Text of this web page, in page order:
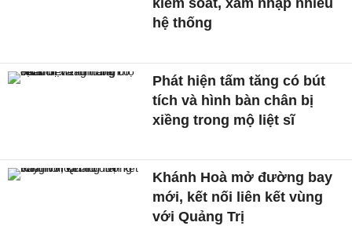
hệ thống
Phát hiện tấm tăng có bút
tích và hình bàn chân bị
xiềng trong mộ liệt sĩ
Khánh Hoà mở đường bay
mới, kết nối liên kết vùng
với Quảng Trị